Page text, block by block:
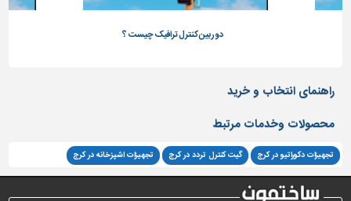
محوطه
سازی
و
ساخت
و
ساز
دوربین کنترل ترافیک چیست ؟
راهنمای انتخاب و خرید
محصولات وخدمات مرتبط
تجهیزات دکوراتیو در کرج گیت کنترل تردد در کرج تجهیزات اشپزخانه در کرج